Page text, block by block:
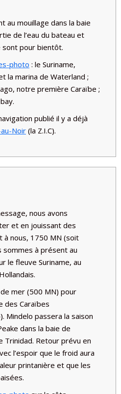
au mouillage dans la baie
de l’eau du bateau et
pour bientôt.
photo : le Suriname,
la marina de Waterland ;
notre première Caraïbe ;
publié il y a déjà
Noir (la Z.I.C).
nous avons
et en jouissant des
à nous, 1750 MN (soit
sommes à présent au
le fleuve Suriname, au
mer (500 MN) pour
des Caraïbes
Mindelo passera la saison
dans la baie de
Trinidad. Retour prévu en
l’espoir que le froid aura
printanière et que les